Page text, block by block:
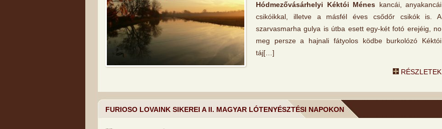
Hódmezővásárhelyi Kéktói Ménes kancái, anyakancái
csikóikkal, illetve a másfél éves csődőr csikók is. A
szarvasmarha gulya is útba esett egy-két fotó erejéig, no
meg persze a hajnali fátyolos ködbe burkolózó Kéktói
táj[…]
RÉSZLETEK
FURIOSO LOVAINK SIKEREI A II. MAGYAR LÓTENYÉSZTÉSI NAPOKON